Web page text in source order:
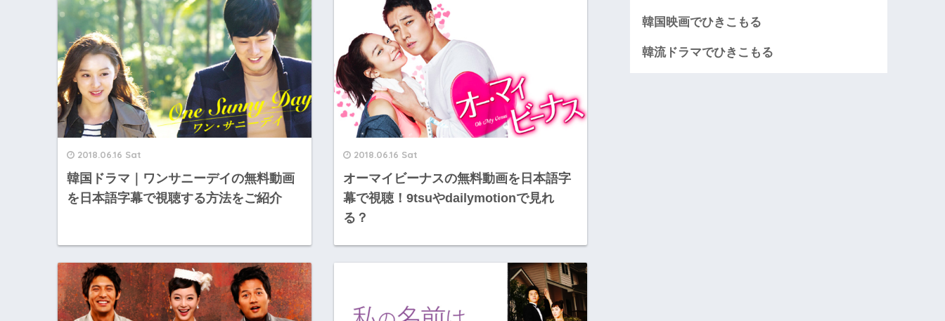
2018.06.16 Sat
韓国ドラマ｜ワンサニーデイの無料動画
を日本語字幕で視聴する方法をご紹介
2018.06.16 Sat
オーマイビーナスの無料動画を日本語字
幕で視聴！9tsuやdailymotionで見れ
る？
韓国映画でひきこもる
韓流ドラマでひきこもる